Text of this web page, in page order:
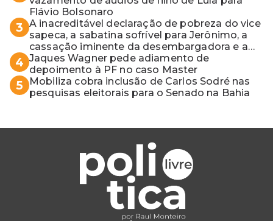
Flávio Bolsonaro
3 A inacreditável declaração de pobreza do vice
sapeca, a sabatina sofrível para Jerônimo, a
cassação iminente da desembargadora e a
vaga do Quinto para o MP baiano
4 Jaques Wagner pede adiamento de
depoimento à PF no caso Master
5
Mobiliza cobra inclusão de Carlos Sodré nas
pesquisas eleitorais para o Senado na Bahia